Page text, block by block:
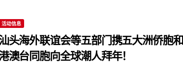
活动信息
头海外联谊会等五部门携五大洲侨胞和
澳台同胞向全球潮人拜年！